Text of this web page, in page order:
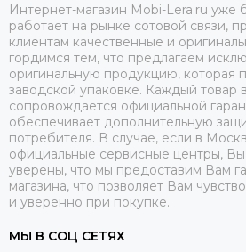
Интернет-магазин Mobi-Lera.ru уже
работает на рынке сотовой связи,
клиентам качественные и
гордимся тем, что предлагаем
оригинальную продукцию, которая
заводской упаковке. Каждый товар
сопровождается официальной
обеспечивает дополнительную
потребителя. В случае, если в
официальные сервисные центры,
уверены, что мы предоставим Вам
магазина, что позволяет Вам
и уверенно при покупке.
МЫ В СОЦ СЕТЯХ